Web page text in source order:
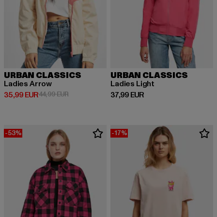
URBAN CLASSICS
Ladies Arrow
35,99 EUR
Derzeitiger Preis: 35,99 EUR
44,99 EURAktionspreis: 44,99 EUR
URBAN CLASSICS
Ladies Light
37,99 EUR
Derzeitiger Preis: 37,99 EUR
-53% -17%